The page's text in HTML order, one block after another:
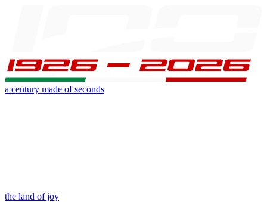
a century made of seconds
the land of joy